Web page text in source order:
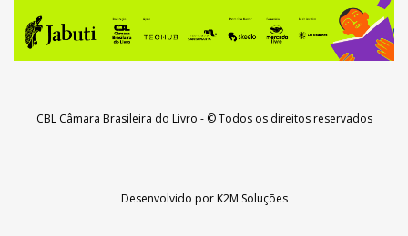
CBL Câmara Brasileira do Livro - © Todos os direitos reservados
Desenvolvido porK2M Soluções